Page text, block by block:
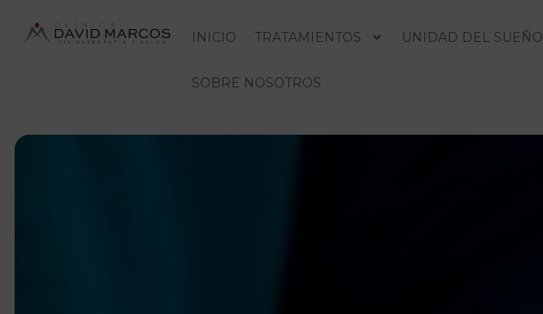
INICIO TRATAMIENTOS UNIDAD DEL SUEÑO
SOBRE NOSOTROS